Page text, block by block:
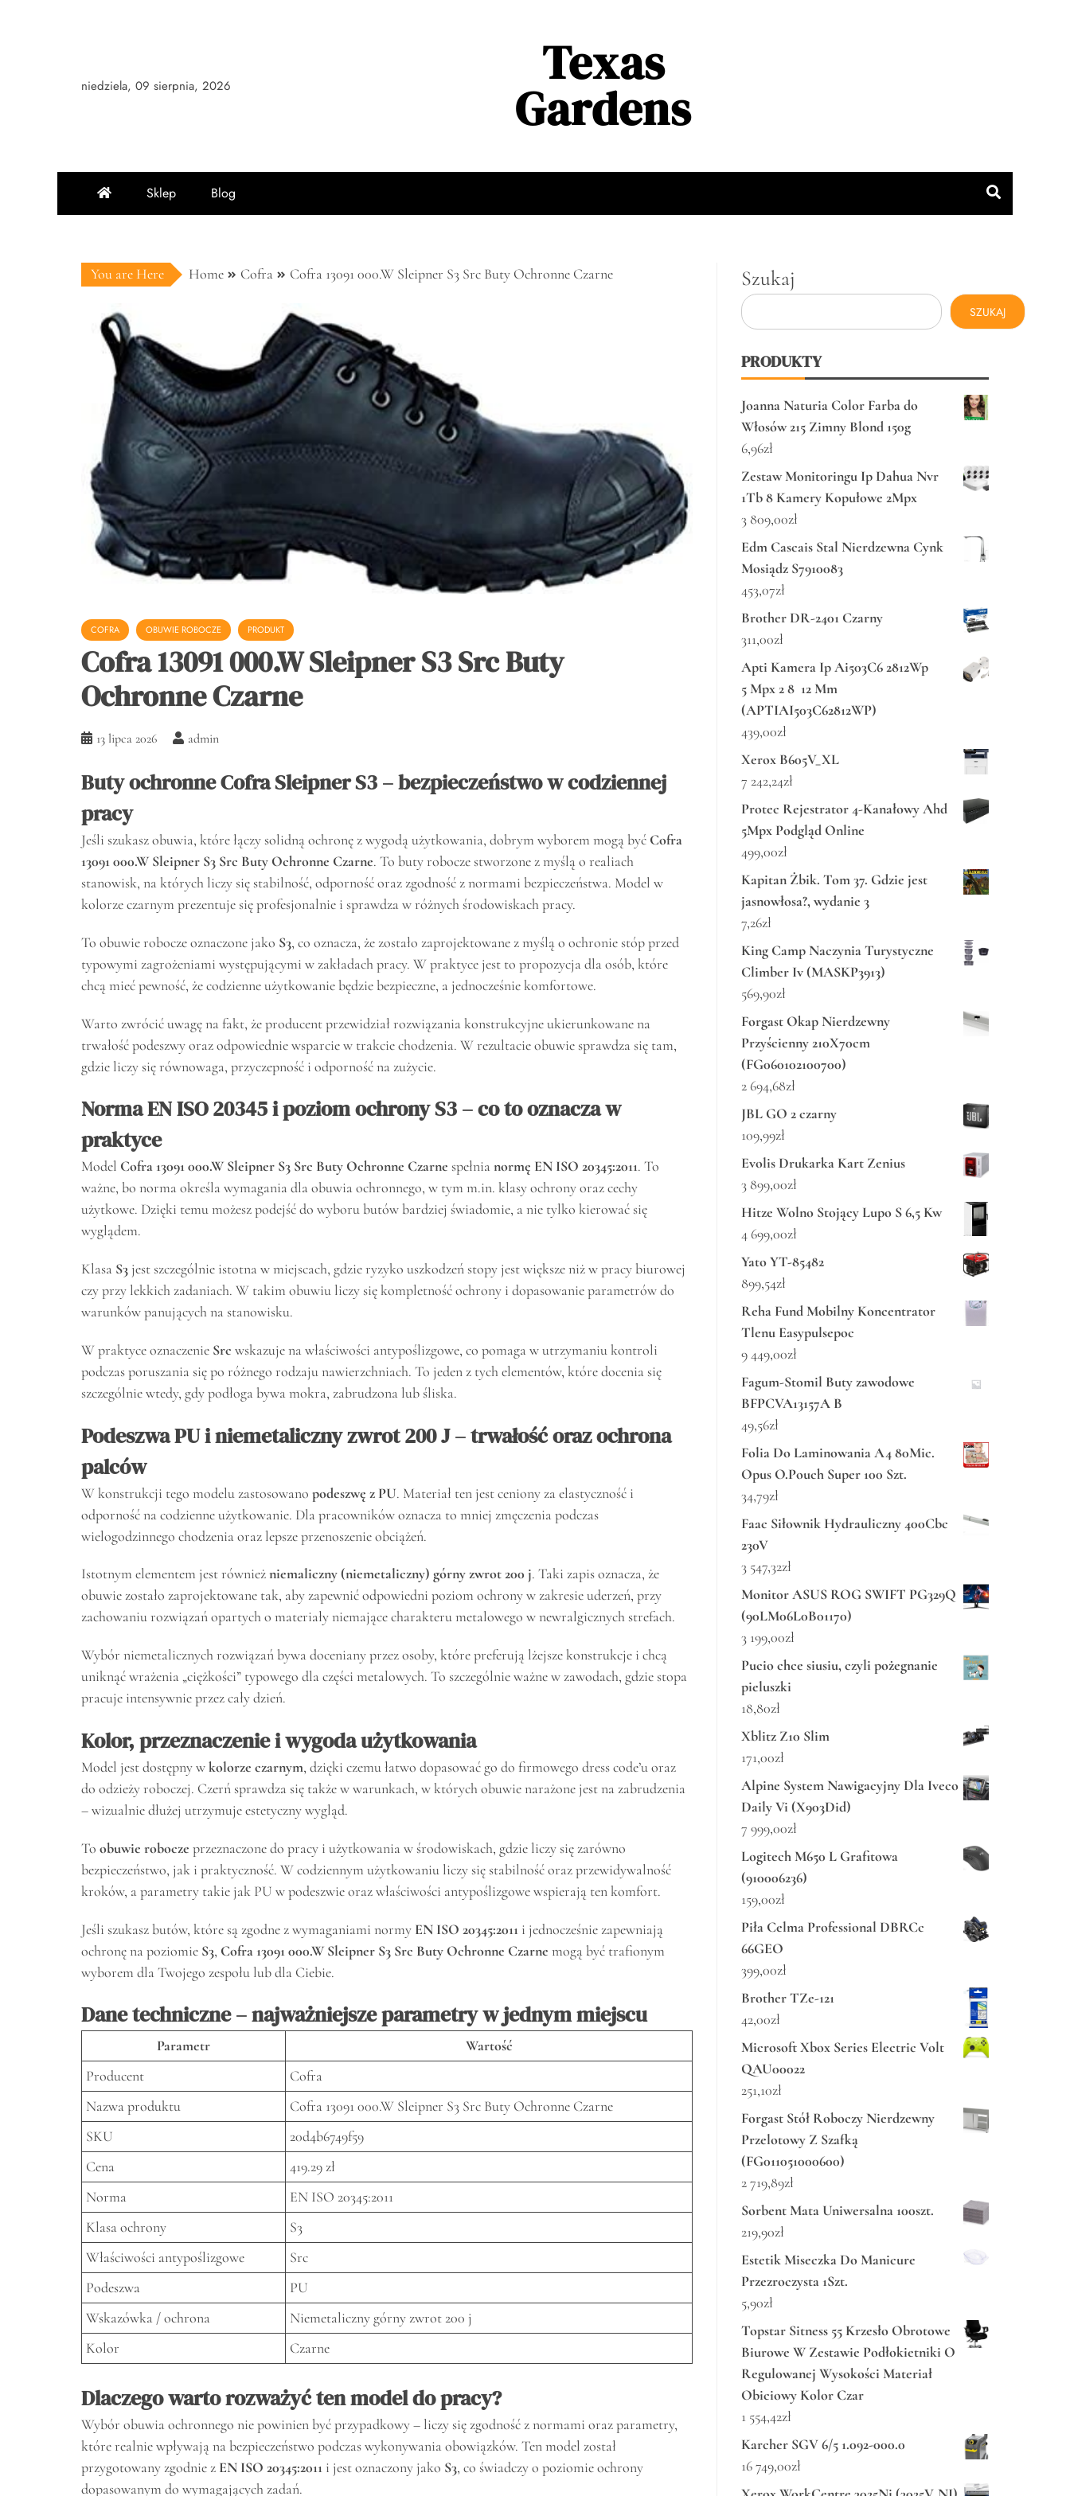
niedziela, 09 sierpnia, 2026
Texas
Gardens
Sklep Blog
You are Here Home Cofra Cofra 13091 000.W Sleipner S3 Src Buty Ochronne Czarne
COFRA OBUWIE ROBOCZE PRODUKT
Cofra 13091 000.W Sleipner S3 Src Buty
Ochronne Czarne
13 lipca 2026 admin
Buty ochronne Cofra Sleipner S3 – bezpieczeństwo w codziennej
pracy
Jeśli szukasz obuwia, które łączy solidną ochronę z wygodą użytkowania, dobrym wyborem mogą być Cofra
13091 000.W Sleipner S3 Src Buty Ochronne Czarne. To buty robocze stworzone z myślą o realiach
stanowisk, na których liczy się stabilność, odporność oraz zgodność z normami bezpieczeństwa. Model w
kolorze czarnym prezentuje się profesjonalnie i sprawdza w różnych środowiskach pracy.
To obuwie robocze oznaczone jako S3, co oznacza, że zostało zaprojektowane z myślą o ochronie stóp przed
typowymi zagrożeniami występującymi w zakładach pracy. W praktyce jest to propozycja dla osób, które
chcą mieć pewność, że codzienne użytkowanie będzie bezpieczne, a jednocześnie komfortowe.
Warto zwrócić uwagę na fakt, że producent przewidział rozwiązania konstrukcyjne ukierunkowane na
trwałość podeszwy oraz odpowiednie wsparcie w trakcie chodzenia. W rezultacie obuwie sprawdza się tam,
gdzie liczy się równowaga, przyczepność i odporność na zużycie.
Norma EN ISO 20345 i poziom ochrony S3 – co to oznacza w
praktyce
Model Cofra 13091 000.W Sleipner S3 Src Buty Ochronne Czarne spełnianormę EN ISO 20345:2011. To
ważne, bo norma określa wymagania dla obuwia ochronnego, w tym m.in. klasy ochrony oraz cechy
użytkowe. Dzięki temu możesz podejść do wyboru butów bardziej świadomie, a nie tylko kierować się
wyglądem.
Klasa S3 jest szczególnie istotna w miejscach, gdzie ryzyko uszkodzeń stopy jest większe niż w pracy biurowej
czy przy lekkich zadaniach. W takim obuwiu liczy się kompletność ochrony i dopasowanie parametrów do
warunków panujących na stanowisku.
W praktyce oznaczenie Src wskazuje na właściwości antypoślizgowe, co pomaga w utrzymaniu kontroli
podczas poruszania się po różnego rodzaju nawierzchniach. To jeden z tych elementów, które docenia się
szczególnie wtedy, gdy podłoga bywa mokra, zabrudzona lub śliska.
Podeszwa PU i niemetaliczny zwrot 200 J – trwałość oraz ochrona
palców
W konstrukcji tego modelu zastosowano podeszwę z PU. Materiał ten jest ceniony za elastyczność i
odporność na codzienne użytkowanie. Dla pracowników oznacza to mniej zmęczenia podczas
wielogodzinnego chodzenia oraz lepsze przenoszenie obciążeń.
Istotnym elementem jest równieżniemaliczny (niemetaliczny) górny zwrot 200 j. Taki zapis oznacza, że
obuwie zostało zaprojektowane tak, aby zapewnić odpowiedni poziom ochrony w zakresie uderzeń, przy
zachowaniu rozwiązań opartych o materiały niemające charakteru metalowego w newralgicznych strefach.
Wybór niemetalicznych rozwiązań bywa doceniany przez osoby, które preferują lżejsze konstrukcje i chcą
uniknąć wrażenia „ciężkości” typowego dla części metalowych. To szczególnie ważne w zawodach, gdzie stopa
pracuje intensywnie przez cały dzień.
Kolor, przeznaczenie i wygoda użytkowania
Model jest dostępny wkolorze czarnym, dzięki czemu łatwo dopasować go do firmowego dress code’u oraz
do odzieży roboczej. Czerń sprawdza się także w warunkach, w których obuwie narażone jest na zabrudzenia
– wizualnie dłużej utrzymuje estetyczny wygląd.
To obuwie robocze przeznaczone do pracy i użytkowania w środowiskach, gdzie liczy się zarówno
bezpieczeństwo, jak i praktyczność. W codziennym użytkowaniu liczy się stabilność oraz przewidywalność
kroków, a parametry takie jak PU w podeszwie oraz właściwości antypoślizgowe wspierają ten komfort.
Jeśli szukasz butów, które są zgodne z wymaganiami normy EN ISO 20345:2011 i jednocześnie zapewniają
ochronę na poziomie S3, Cofra 13091 000.W Sleipner S3 Src Buty Ochronne Czarne mogą być trafionym
wyborem dla Twojego zespołu lub dla Ciebie.
Dane techniczne – najważniejsze parametry w jednym miejscu
Parametr
Wartość
Producent
Cofra
Nazwa produktu
Cofra 13091 000.W Sleipner S3 Src Buty Ochronne Czarne
SKU
20d4b6749f59
Cena
419.29 zł
Norma
EN ISO 20345:2011
Klasa ochrony
S3
Właściwości antypoślizgowe
Src
Podeszwa
PU
Wskazówka / ochrona
Niemetaliczny górny zwrot 200 j
Kolor
Czarne
Dlaczego warto rozważyć ten model do pracy?
Wybór obuwia ochronnego nie powinien być przypadkowy – liczy się zgodność z normami oraz parametry,
które realnie wpływają na bezpieczeństwo podczas wykonywania obowiązków. Ten model został
przygotowany zgodnie z EN ISO 20345:2011 i jest oznaczony jako S3, co świadczy o poziomie ochrony
dopasowanym do wymagających zadań.
Szukaj
SZUKAJ
PRODUKTY
Joanna Naturia Color Farba do
Włosów 215 Zimny Blond 150g
6,96zł
Zestaw Monitoringu Ip Dahua Nvr
1Tb 8 Kamery Kopułowe 2Mpx
3 809,00zł
Edm Cascais Stal Nierdzewna Cynk
Mosiądz S7910083
453,07zł
Brother DR-2401 Czarny
311,00zł
Apti Kamera Ip Ai503C6 2812Wp
5 Mpx 2 8 12 Mm
(APTIAI503C62812WP)
439,00zł
Xerox B605V_XL
7 242,24zł
Protec Rejestrator 4-Kanałowy Ahd
5Mpx Podgląd Online
499,00zł
Kapitan Żbik. Tom 37. Gdzie jest
jasnowłosa?, wydanie 3
7,26zł
King Camp Naczynia Turystyczne
Climber Iv (MASKP3913)
569,90zł
Forgast Okap Nierdzewny
Przyścienny 210X70cm
(FG060102100700)
2 694,68zł
JBL GO 2 czarny
109,99zł
Evolis Drukarka Kart Zenius
3 899,00zł
Hitze Wolno Stojący Lupo S 6,5 Kw
4 699,00zł
Yato YT-85482
899,54zł
Reha Fund Mobilny Koncentrator
Tlenu Easypulsepoc
9 449,00zł
Fagum-Stomil Buty zawodowe
BFPCVA13157A B
49,56zł
Folia Do Laminowania A4 80Mic.
Opus O.Pouch Super 100 Szt.
34,79zł
Faac Siłownik Hydrauliczny 400Cbc
230V
3 547,32zł
Monitor ASUS ROG SWIFT PG329Q
(90LM06L0B01170)
3 199,00zł
Pucio chce siusiu, czyli pożegnanie
pieluszki
18,80zł
Xblitz Z10 Slim
171,00zł
Alpine System Nawigacyjny Dla Iveco
Daily Vi (X903Did)
7 999,00zł
Logitech M650 L Grafitowa
(910006236)
159,00zł
Piła Celma Professional DBRCc
66GEO
399,00zł
Brother TZe-121
42,00zł
Microsoft Xbox Series Electric Volt
QAU00022
251,10zł
Forgast Stół Roboczy Nierdzewny
Przelotowy Z Szafką
(FG011051000600)
2 719,89zł
Sorbent Mata Uniwersalna 100szt.
219,90zł
Estetik Miseczka Do Manicure
Przezroczysta 1Szt.
5,90zł
Topstar Sitness 55 Krzesło Obrotowe
Biurowe W Zestawie Podłokietniki O
Regulowanej Wysokości Materiał
Obiciowy Kolor Czar
1 554,42zł
Karcher SGV 6/5 1.092-000.0
16 749,00zł